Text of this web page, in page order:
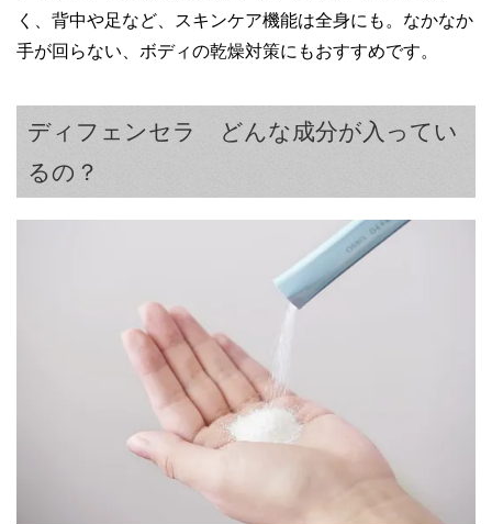
く、背中や足など、スキンケア機能は全身にも。なかなか
手が回らない、ボディの乾燥対策にもおすすめです。
ディフェンセラ どんな成分が入ってい
るの？